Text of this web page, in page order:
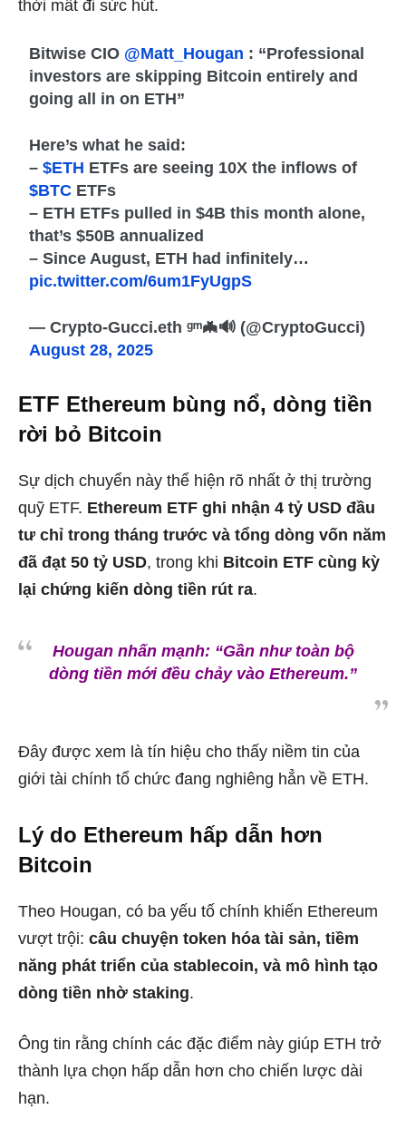
thời mất đi sức hút.
Bitwise CIO @Matt_Hougan : “Professional
investors are skipping Bitcoin entirely and
going all in on ETH”
Here’s what he said:
–$ETH ETFs are seeing 10X the inflows of
$BTC ETFs
– ETH ETFs pulled in $4B this month alone,
that’s $50B annualized
– Since August, ETH had infinitely…
pic.twitter.com/6um1FyUgpS
— Crypto-Gucci.eth ᵍᵐ🦇🔊 (@CryptoGucci)
August 28, 2025
ETF Ethereum bùng nổ, dòng tiền
rời bỏ Bitcoin
Sự dịch chuyển này thể hiện rõ nhất ở thị trường
quỹ ETF. Ethereum ETF ghi nhận 4 tỷ USD đầu
tư chỉ trong tháng trước và tổng dòng vốn năm
đã đạt 50 tỷ USD, trong khi Bitcoin ETF cùng kỳ
lại chứng kiến dòng tiền rút ra.
Hougan nhấn mạnh: “Gần như toàn bộ
dòng tiền mới đều chảy vào Ethereum.”
Đây được xem là tín hiệu cho thấy niềm tin của
giới tài chính tổ chức đang nghiêng hẳn về ETH.
Lý do Ethereum hấp dẫn hơn
Bitcoin
Theo Hougan, có ba yếu tố chính khiến Ethereum
vượt trội: câu chuyện token hóa tài sản, tiềm
năng phát triển của stablecoin, và mô hình tạo
dòng tiền nhờ staking.
Ông tin rằng chính các đặc điểm này giúp ETH trở
thành lựa chọn hấp dẫn hơn cho chiến lược dài
hạn.